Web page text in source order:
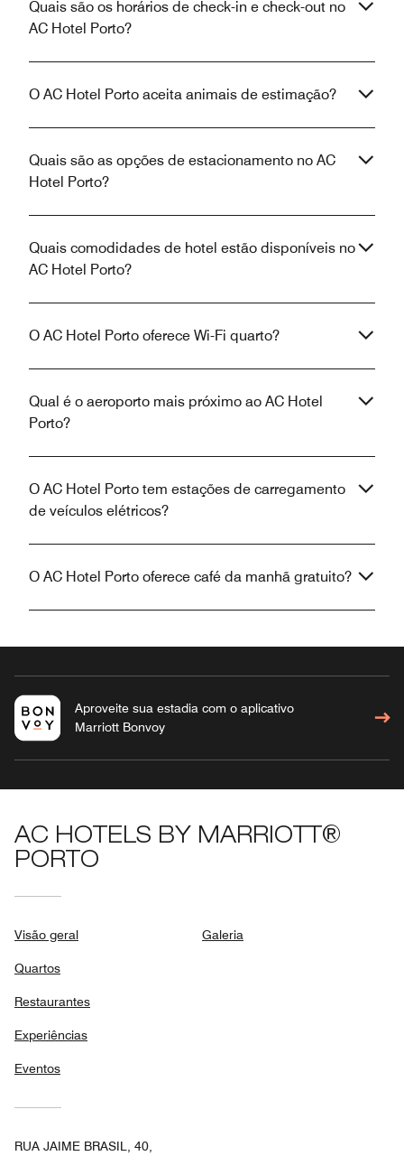
Quais são os horários de check-in e check-out no
AC Hotel Porto?
O AC Hotel Porto aceita animais de estimação?
Quais são as opções de estacionamento no AC
Hotel Porto?
Quais comodidades de hotel estão disponíveis no
AC Hotel Porto?
O AC Hotel Porto oferece Wi-Fi quarto?
Qual é o aeroporto mais próximo ao AC Hotel
Porto?
O AC Hotel Porto tem estações de carregamento
de veículos elétricos?
O AC Hotel Porto oferece café da manhã gratuito?
Aproveite sua estadia com o aplicativo
Marriott Bonvoy
AC HOTELS BY MARRIOTT®
PORTO
Visão geral
Quartos
Restaurantes
Experiências
Eventos
Galeria
RUA JAIME BRASIL, 40,